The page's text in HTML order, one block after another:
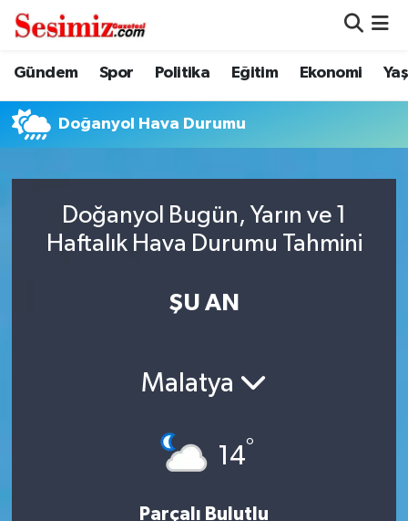
Gündem Spor Politika Eğitim Ekonomi
Doğanyol Hava Durumu
Doğanyol Bugün, Yarın ve 1
Haftalık Hava Durumu Tahmini
ŞU AN
Malatya
14°
Parçalı Bulutlu
Dünya
Eğitim
Genel
Gündem
Nöbetçi Eczaneler
Hava Durumu
Trafik Durumu
Süper Lig Puan Durumu ve Fikstür